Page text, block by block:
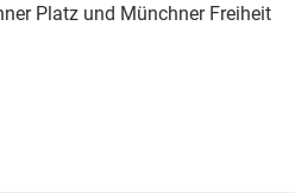
Platz und Münchner Freiheit